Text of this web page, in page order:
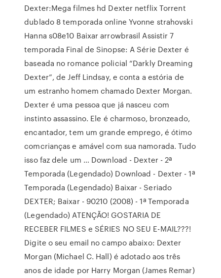
Dexter:Mega filmes hd Dexter netflix Torrent
dublado 8 temporada online Yvonne strahovski
Hanna s08e10 Baixar arrowbrasil Assistir 7
temporada Final de Sinopse: A Série Dexter é
baseada no romance policial “Darkly Dreaming
Dexter”, de Jeff Lindsay, e conta a estória de
um estranho homem chamado Dexter Morgan.
Dexter é uma pessoa que já nasceu com
instinto assassino. Ele é charmoso, bronzeado,
encantador, tem um grande emprego, é ótimo
comcrianças e amável com sua namorada. Tudo
isso faz dele um … Download - Dexter - 2ª
Temporada (Legendado) Download - Dexter - 1ª
Temporada (Legendado) Baixar - Seriado
DEXTER; Baixar - 90210 (2008) - 1ª Temporada
(Legendado) ATENÇÃO! GOSTARIA DE
RECEBER FILMES e SÉRIES NO SEU E-MAIL???!
Digite o seu email no campo abaixo: Dexter
Morgan (Michael C. Hall) é adotado aos três
anos de idade por Harry Morgan (James Remar)